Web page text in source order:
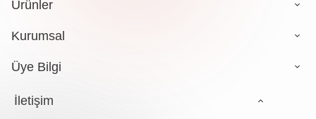
Ürünler
Kurumsal
Üye Bilgi
İletişim